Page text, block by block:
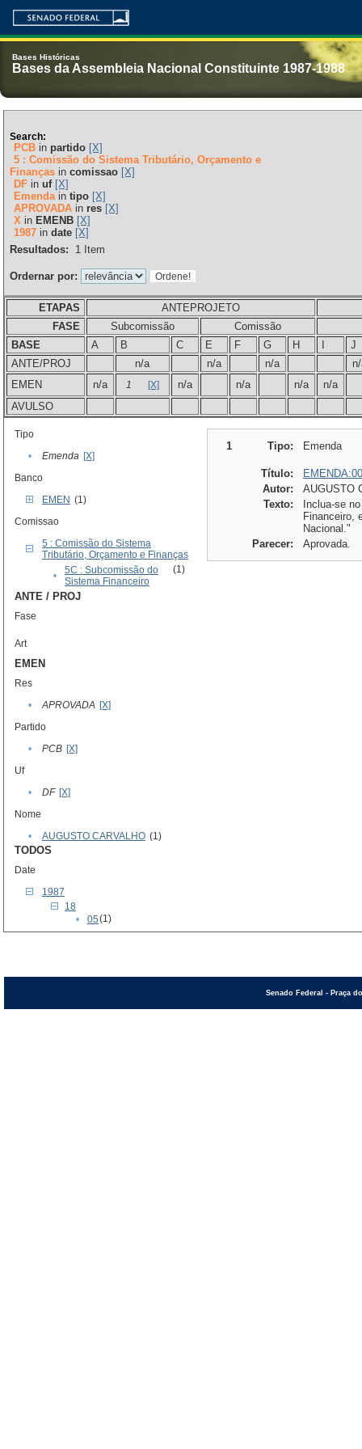
Bases Históricas
Bases da Assembleia Nacional Constituinte 1987-1988
Search:
PCBin partido [X]
5 : Comissão do Sistema Tributário, Orçamento e
Finançasin comissao [X]
DFin uf [X]
Emendain tipo [X]
APROVADAin res [X]
Xin EMENB [X]
1987in date [X]
Resultados:
1Item
Ordernar por:
ETAPAS
ANTEPROJETO
FASE
Subcomissão
Comissão
BASE
A B C E F G H
J
ANTE/PROJ
n/a n/a n/a
EMEN
n/a 1 [X] n/a n/a n/a
n/a
AVULSO
Tipo
•
Emenda [X]
Banco
EMEN (1)
Comissao
5 : Comissão do Sistema
Tributário, Orçamento e Finanças
•
5C : Subcomissão do
Sistema Financeiro
(1)
ANTE / PROJ
Fase
Art
EMEN
Res
•
APROVADA [X]
Partido
•
PCB [X]
Uf
•
DF [X]
Nome
•
AUGUSTO CARVALHO (1)
TODOS
Date
1987
18
•
05(1)
1 Tipo: Emenda
Título:
Autor:
AUGUSTO
Texto:
Inclua-se
Financeiro,
Nacional."
Parecer:
Aprovada.
Senado Federal - Praça